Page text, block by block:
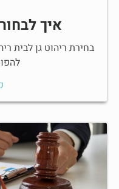
איך
בחירת ריהוט גן לבית